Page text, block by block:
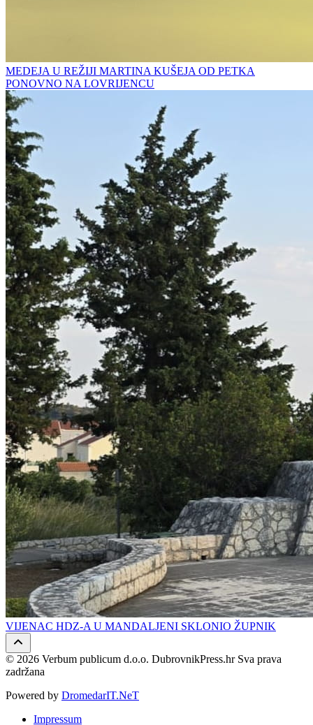
MEDEJA U REŽIJI MARTINA KUŠEJA OD PETKA
PONOVNO NA LOVRIJENCU
VIJENAC HDZ-A U MANDALJENI SKLONIO ŽUPNIK
© 2026 Verbum publicum d.o.o. DubrovnikPress.hr Sva prava
zadržana
Powered by DromedarIT.NeT
Impressum